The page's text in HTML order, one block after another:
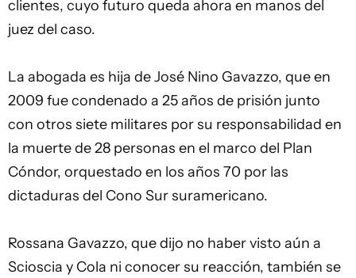
clientes, cuyo futuro queda ahora en manos del
juez del caso.
La abogada es hija de José Nino Gavazzo, que en
2009 fue condenado a 25 años de prisión junto
con otros siete militares por su responsabilidad en
la muerte de 28 personas en el marco del Plan
Cóndor, orquestado en los años 70 por las
dictaduras del Cono Sur suramericano.
Rossana Gavazzo, que dijo no haber visto aún a
Scioscia y Cola ni conocer su reacción, también se